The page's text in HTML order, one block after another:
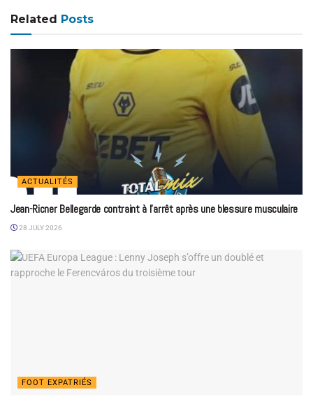
Related Posts
ACTUALITÉS
Jean-Ricner Bellegarde contraint à l’arrêt après une blessure musculaire
28 JULY 2026
FOOT EXPATRIÉS